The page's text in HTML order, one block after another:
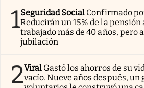
1Seguridad Social Confirmado
Reducirán un 15% de la pensión
trabajado más de 40 años, pero
jubilación
2Viral Gastó los ahorros de su
vacío. Nueve años después, un